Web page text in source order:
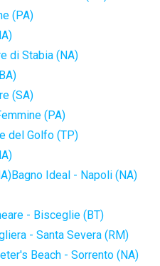
(PA)
di Stabia (NA)
(SA)
(PA)
del Golfo (TP)
Bagno Ideal - Napoli (NA)
- Bisceglie (BT)
- Santa Severa (RM)
Beach - Sorrento (NA)